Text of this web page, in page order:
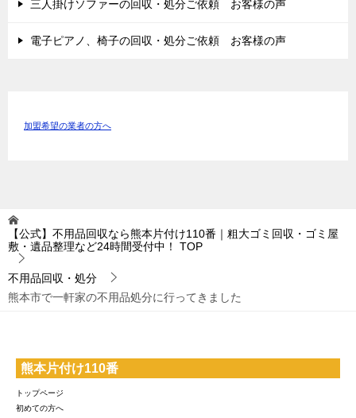
三人掛けソファーの回収・処分ご依頼 お客様の声
電子ピアノ、椅子の回収・処分ご依頼 お客様の声
加盟希望の業者の方へ
【公式】不用品回収なら熊本片付け110番｜粗大ゴミ回収・ゴミ屋
敷・遺品整理など24時間受付中！
TOP
不用品回収・処分
熊本市で一軒家の不用品処分に行ってきました
熊本片付け110番
トップページ
初めての方へ